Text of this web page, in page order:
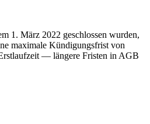
1. März 2022 geschlossen wurden,
maximale Kündigungsfrist von
— längere Fristen in AGB